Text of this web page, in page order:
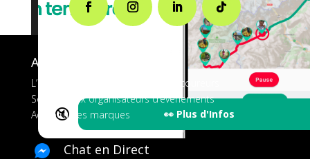
🔇 👀 Plus d'Infos
A propos de FMS
L’application tout-en-un pour les coureurs
Services aux organisateurs d’événements
Ads pour les marques
Chat en Direct